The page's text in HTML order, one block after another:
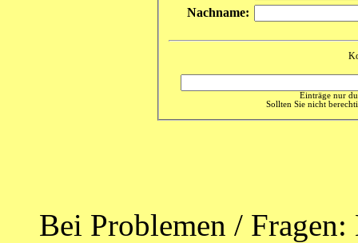
Nachname:
Einträge nur
Sollten Sie nicht
Bei Problemen /